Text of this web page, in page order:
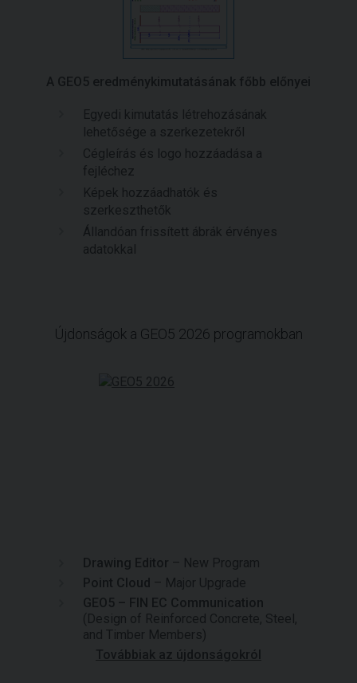
A GEO5 eredménykimutatásának főbb előnyei
Egyedi kimutatás létrehozásának
lehetősége a szerkezetekről
Cégleírás és logo hozzáadása a
fejléchez
Képek hozzáadhatók és
szerkeszthetők
Állandóan frissített ábrák érvényes
adatokkal
Újdonságok a GEO5 2026 programokban
Drawing Editor – New Program
Point Cloud – Major Upgrade
GEO5 – FIN EC Communication
(Design of Reinforced Concrete, Steel,
and Timber Members)
Továbbiak az újdonságokról